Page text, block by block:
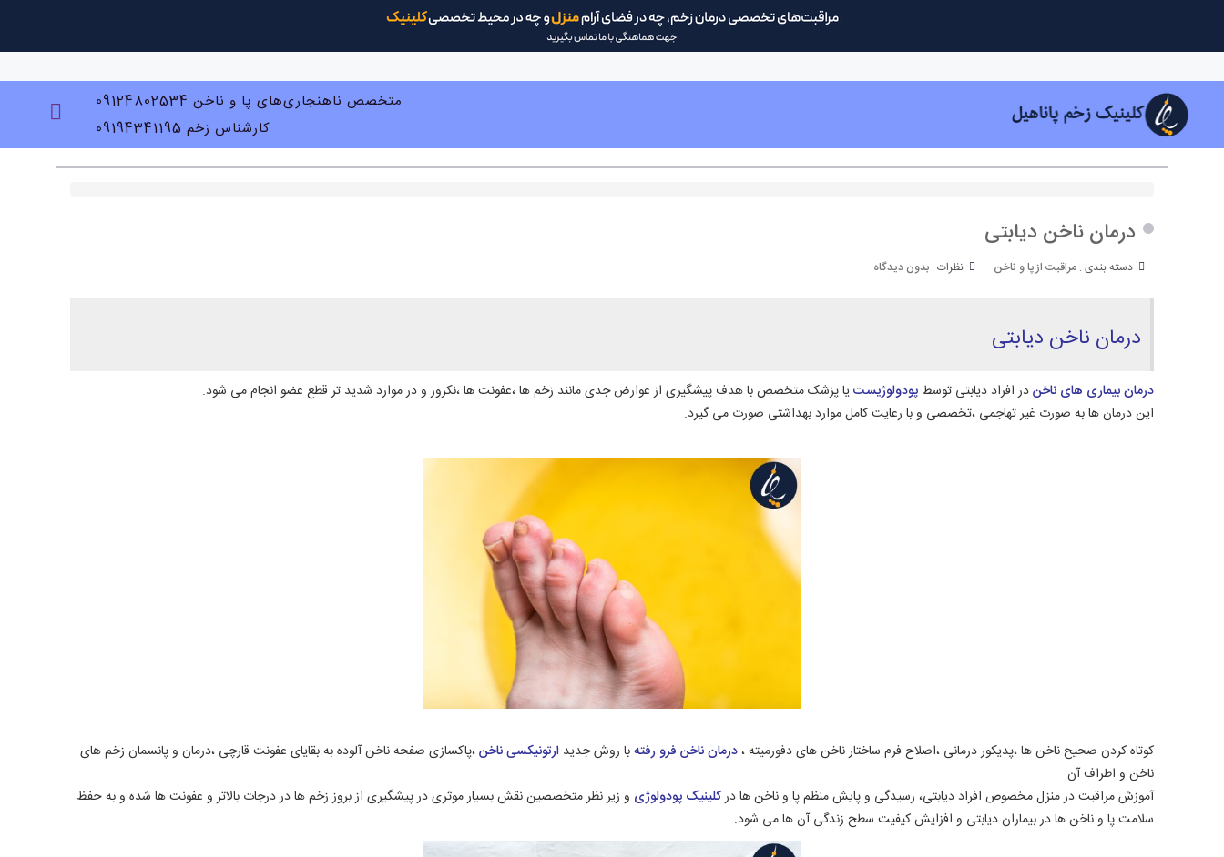
متخصص ناهنجاری‌های پا و ناخن 09124802534
کارشناس زخم 09194341195
درمان ناخن دیابتی
دسته بندی : مراقبت از پا و ناخن نظرات : بدون دیدگاه
درمان ناخن دیابتی
درمان بیماری های ناخندر افراد دیابتی توسط پودولوژیستیا پزشک متخصص با هدف پیشگیری از عوارض جدی مانند زخم ها ،عفونت ها ،نکروز و در موارد شدید تر قطع عضو انجام می شود.
این درمان ها به صورت غیر تهاجمی ،تخصصی و با رعایت کامل موارد بهداشتی صورت می گیرد.
کوتاه کردن صحیح ناخن ها ،پدیکور درمانی ،اصلاح فرم ساختار ناخن های دفورمیته ،درمان ناخن فرو رفتهبا روش جدید ارتونیکسی ناخن،پاکسازی صفحه ناخن آلوده به بقایای عفونت قارچی ،درمان و پانسمان زخم های
ناخن و اطراف آن
آموزش مراقبت در منزل مخصوص افراد دیابتی، رسیدگی و پایش منظم پا و ناخن ها درکلینیک پودولوژی و زیر نظر متخصصین نقش بسیار موثری در پیشگیری از بروز زخم ها در درجات بالاتر و عفونت ها شده و به حفظ
سلامت پا و ناخن ها در بیماران دیابتی و افزایش کیفیت سطح زندگی آن ها می شود.